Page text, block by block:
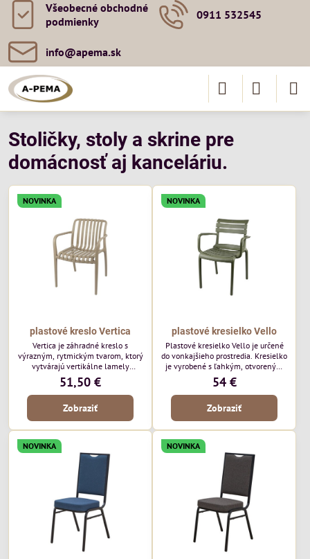
Všeobecné obchodné
podmienky
0911 532545
info​@apema​.sk
Stoličky, stoly a skrine pre
domácnosť aj kanceláriu.
NOVINKA
plastové kreslo Vertica
Vertica je záhradné kreslo s
výrazným, rytmickým tvarom, ktorý
vytvárajú vertikálne lamely
operadla a sedadla. Jej otvorený
dizajn jej dodáva ľahký, vzdušný
vzhľad a robí z nej perfektný
doplnok moderných vonkajších
pozornosť svojimi detailmi bez toho,
aby dominoval priestoru. Bude
vyzerať skvele vo vonkajších
jedálenských priestoroch, pri
bistrových stoloch a v...
51,50 €
Zobraziť
NOVINKA
plastové kresielko Vello
Plastové kresielko Vello je určené
do vonkajšieho prostredia. Kresielko
je vyrobené s ľahkým, otvoreným
tvarom a jemne kontúrovanými
líniami. Horizontálne lamely
operadla a jemne zaoblené
podrúčky dodávajú kresielku
ležérny, letný nádych. Tento model
bude vyzerať skvele vo vonkajších
jedálenských priestoroch, pri
reštauračných stoloch a v
bistrových priestoroch.
54 €
Zobraziť
NOVINKA NOVINKA